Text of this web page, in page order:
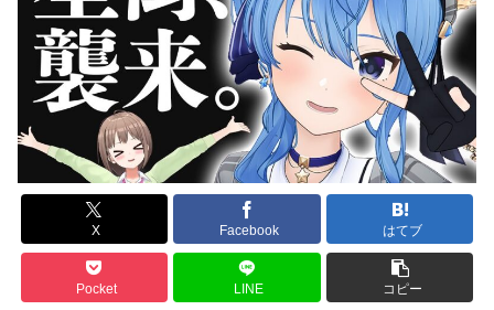
X Facebook はてブ
Pocket LINE コピー